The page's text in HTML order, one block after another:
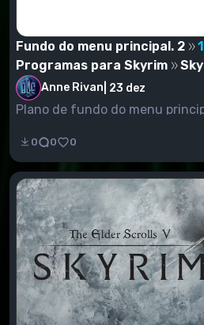
Fundo do menu principal. 2
1
Programas para Skyrim
Anne Rivan 23 dez
Plano de fundo do menu
0 0 0